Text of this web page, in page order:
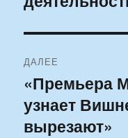
ДАЛЕЕ
Следующая
запись:
«Премьера
узнает
вырезают»